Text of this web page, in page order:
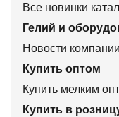
Все новинки
Гелий и
Новости компании
Купить оптом
Купить мелким
Купить в